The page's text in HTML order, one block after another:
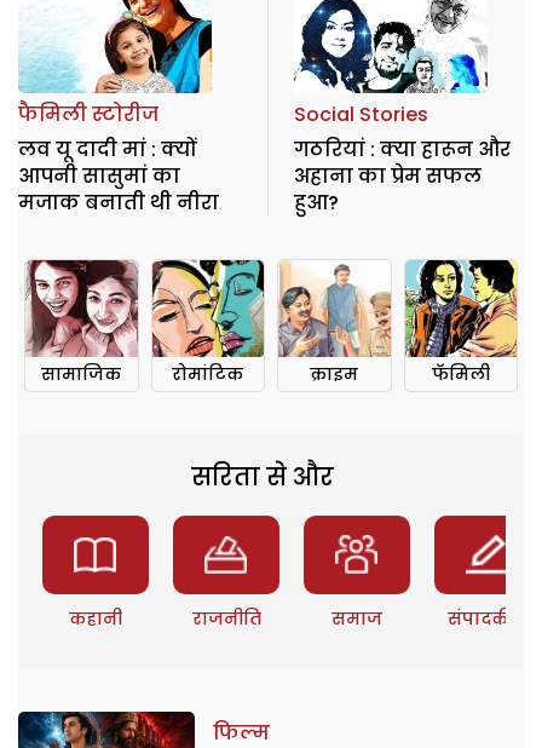
फैमिली स्टोरीज
लव यू दादी मां : क्यों
आपनी सासुमां का
मजाक बनाती थी नीरा
Social Stories
गठरियां : क्या हारून और
अहाना का प्रेम सफल
हुआ?
सामाजिक रोमांटिक क्राइम फॅमिली
सरिता से और
कहानी राजनीति समाज संपादकीय
फिल्म